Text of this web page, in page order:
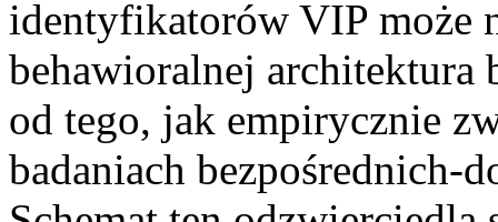
identyfikatorów VIP może
behawioralnej architektura
od tego, jak empirycznie
badaniach bezpośrednich-